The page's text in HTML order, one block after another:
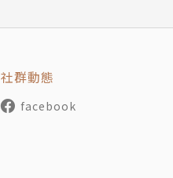
社群動態
facebook